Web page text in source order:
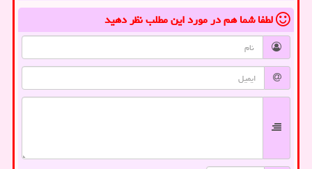
لطفا شما همدر مورد این مطلبنظر دهید